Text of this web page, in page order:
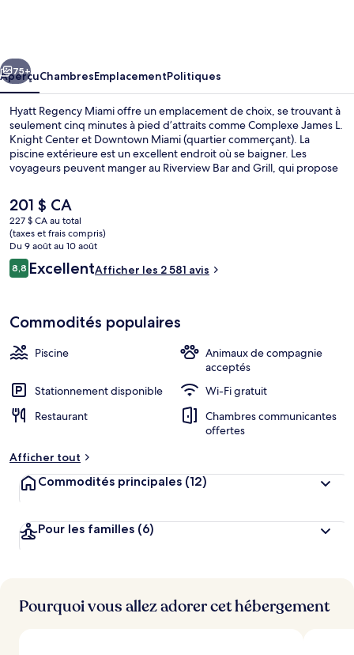
Suivant
75+
AperçuChambresEmplacementPolitiques
Hyatt Regency Miami offre un emplacement de choix, se trouvant à
seulement cinq minutes à pied d’attraits comme Complexe James L.
Knight Center et Downtown Miami (quartier commerçant). La
piscine extérieure est un excellent endroit où se baigner. Les
voyageurs peuvent manger au Riverview Bar and Grill, qui propose
souper. Un bar-salon, un centre d’entraînement ouvert en tout
temps et un centre d’entraînement physique sont d’autres points
saillants. Les autres voyageurs apprécient vraiment le personnel
serviable et l’emplacement. L’hébergement se situe à quelques
minutes de marche du transport en commun : Arrêt de tram
Riverwalk Metromover se trouve à 2 minutes et Arrêt de tram Knight
Center Metromover est à 4 minutes.
Le
prix
actuel
est
de 201 $ CA
201 $ CA
227 $ CA au total
(taxes et frais compris)
Du 9 août au 10 août
Avis
8,88,8 sur 10 –
ExcellentAfficher les 2 581 avis
Commodités populaires
Piscine
Animaux de compagnie
acceptés
Stationnement disponible
Wi-Fi gratuit
Restaurant
Chambres communicantes
offertes
Afficher tout
Commodités principales (12)
Pour les familles (6)
Pourquoi vous allez adorer cet hébergement